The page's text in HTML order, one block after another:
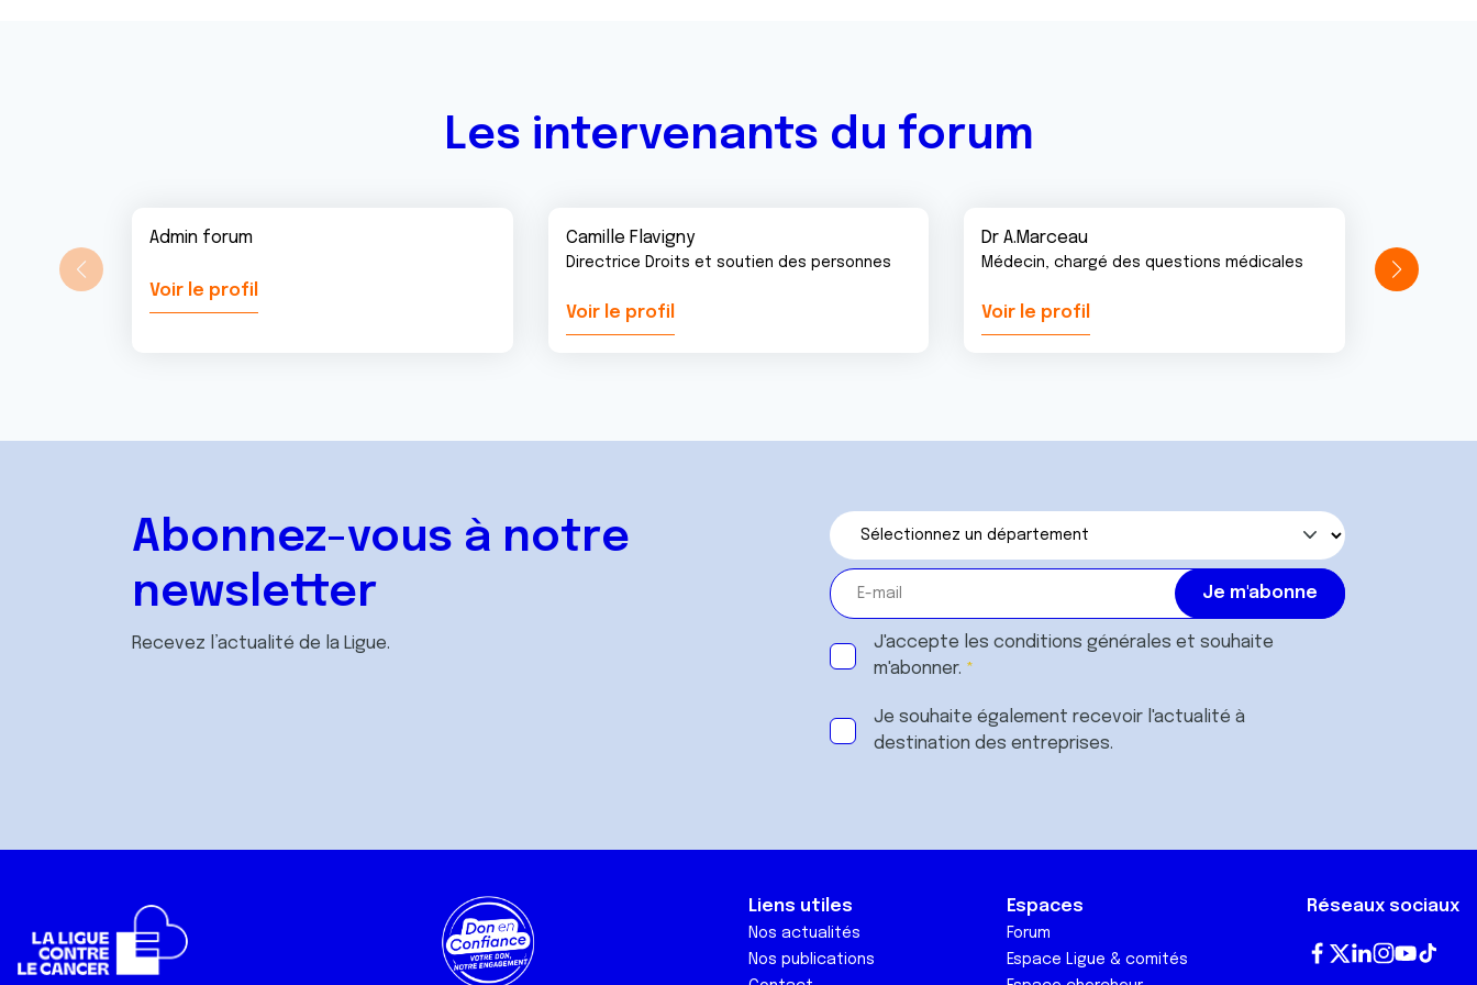
Les intervenants du forum
Admin forum
Voir le profil
Camille Flavigny
Directrice Droits et soutien des personnes
Voir le profil
Dr A.Marceau
Médecin, chargé des questions médicales
Voir le profil
Abonnez-vous à notre
newsletter
Recevez l’actualité de la Ligue. J'accepte les conditions générales et souhaite
m'abonner.
Je souhaite également recevoir l'actualité à
destination des entreprises.
Liens utiles
Nos actualités
Nos publications
Espaces
Forum
Espace Ligue & comités
Réseaux sociaux